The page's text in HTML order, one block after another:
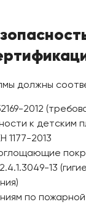
должны
2012
к детским
1177-2013
13
по пожарной